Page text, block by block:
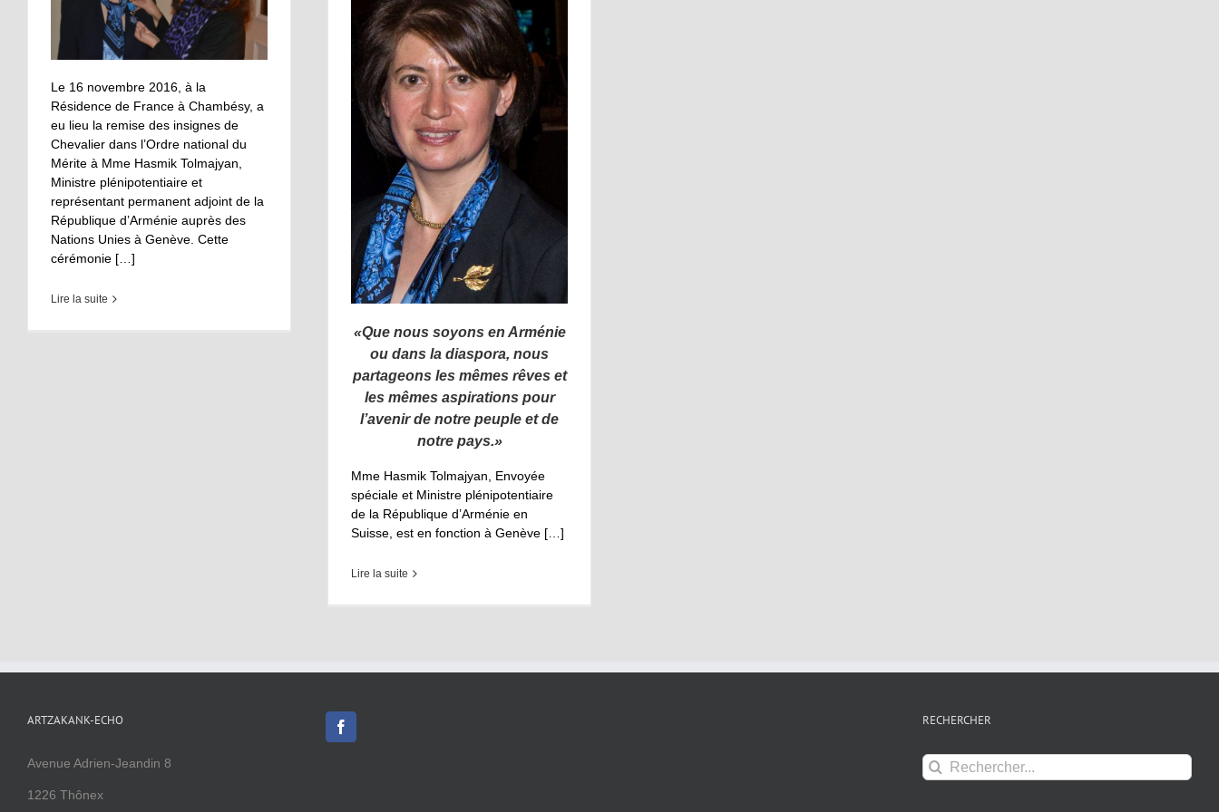
Le 16 novembre 2016, à la
Résidence de France à Chambésy, a
eu lieu la remise des insignes de
Chevalier dans l’Ordre national du
Mérite à Mme Hasmik Tolmajyan,
Ministre plénipotentiaire et
représentant permanent adjoint de la
République d’Arménie auprès des
Nations Unies à Genève. Cette
cérémonie […]
Lire la suite
«Que nous soyons en Arménie
ou dans la diaspora, nous
partageons les mêmes rêves et
les mêmes aspirations pour
l’avenir de notre peuple et de
notre pays.»
Mme Hasmik Tolmajyan, Envoyée
spéciale et Ministre plénipotentiaire
de la République d’Arménie en
Suisse, est en fonction à Genève […]
Lire la suite
ARTZAKANK-ECHO
Avenue Adrien-Jeandin 8
1226 Thônex
RECHERCHER
Rechercher: